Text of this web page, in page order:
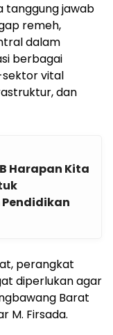
tanggung jawab
remeh,
dalam
berbagai
vital
dan
Harapan Kita
perangkat
diperlukan agar
Barat
M. Firsada.